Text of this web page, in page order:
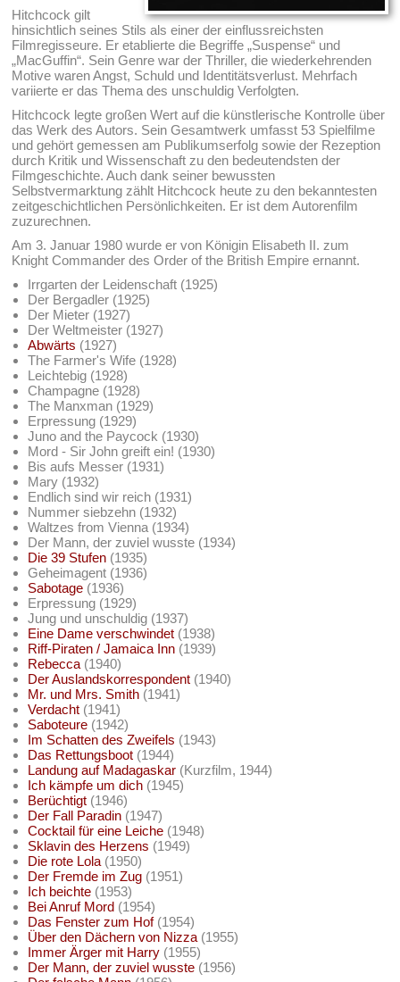
Hitchcock gilt
hinsichtlich seines Stils als einer der einflussreichsten
Filmregisseure. Er etablierte die Begriffe „Suspense“ und
„MacGuffin“. Sein Genre war der Thriller, die wiederkehrenden
Motive waren Angst, Schuld und Identitätsverlust. Mehrfach
variierte er das Thema des unschuldig Verfolgten.
Hitchcock legte großen Wert auf die künstlerische Kontrolle über
das Werk des Autors. Sein Gesamtwerk umfasst 53 Spielfilme
und gehört gemessen am Publikumserfolg sowie der Rezeption
durch Kritik und Wissenschaft zu den bedeutendsten der
Filmgeschichte. Auch dank seiner bewussten
Selbstvermarktung zählt Hitchcock heute zu den bekanntesten
zeitgeschichtlichen Persönlichkeiten. Er ist dem Autorenfilm
zuzurechnen.
Am 3. Januar 1980 wurde er von Königin Elisabeth II. zum
Knight Commander des Order of the British Empire ernannt.
Irrgarten der Leidenschaft (1925)
Der Bergadler (1925)
Der Mieter (1927)
Der Weltmeister (1927)
Abwärts (1927)
The Farmer's Wife (1928)
Leichtebig (1928)
Champagne (1928)
The Manxman (1929)
Erpressung (1929)
Juno and the Paycock (1930)
Mord - Sir John greift ein! (1930)
Bis aufs Messer (1931)
Mary (1932)
Endlich sind wir reich (1931)
Nummer siebzehn (1932)
Waltzes from Vienna (1934)
Der Mann, der zuviel wusste (1934)
Die 39 Stufen (1935)
Geheimagent (1936)
Sabotage (1936)
Erpressung (1929)
Jung und unschuldig (1937)
Eine Dame verschwindet (1938)
Riff-Piraten / Jamaica Inn (1939)
Rebecca (1940)
Der Auslandskorrespondent (1940)
Mr. und Mrs. Smith (1941)
Verdacht (1941)
Saboteure (1942)
Im Schatten des Zweifels (1943)
Das Rettungsboot (1944)
Landung auf Madagaskar (Kurzfilm, 1944)
Ich kämpfe um dich (1945)
Berüchtigt (1946)
Der Fall Paradin (1947)
Cocktail für eine Leiche (1948)
Sklavin des Herzens (1949)
Die rote Lola (1950)
Der Fremde im Zug (1951)
Ich beichte (1953)
Bei Anruf Mord (1954)
Das Fenster zum Hof(1954)
Über den Dächern von Nizza (1955)
Immer Ärger mit Harry (1955)
Der Mann, der zuviel wusste (1956)